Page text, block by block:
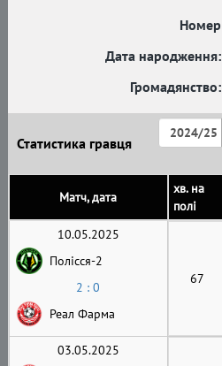
Номер
Дата народження:
Громадянство:
Статистика гравця
2024/25
Матч, дата
хв. на
полі
10.05.2025
Полісся-2
2 : 0
Реал Фарма
67
03.05.2025